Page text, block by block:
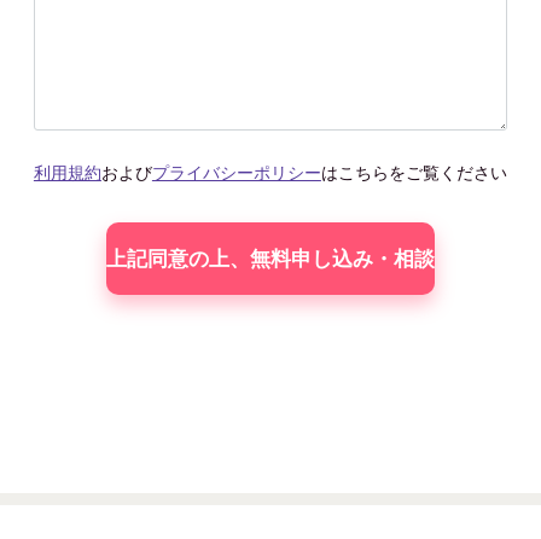
利用規約およびプライバシーポリシーはこちらをご覧ください